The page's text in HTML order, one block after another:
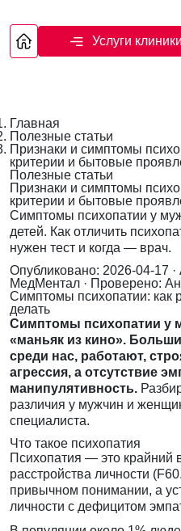
Услуги клиники
Главная
Полезные статьи
Признаки и симптомы
критерии и бытовые
Полезные статьи
Признаки и симптомы
критерии и бытовые
Симптомы психопатии у
детей. Как отличить
нужен тест и когда — врач.
Опубликовано: 2026-04-17
МедМентал · Проверено:
Симптомы психопатии: как
делать
Симптомы психопатии у
«маньяк из кино».
среди нас, работают,
агрессия, а отсутствие
манипулятивность.
различия у мужчин и
специалиста.
Что такое психопатия
Психопатия — это крайний
расстройства личности
привычном понимании, а
личности с дефицитом